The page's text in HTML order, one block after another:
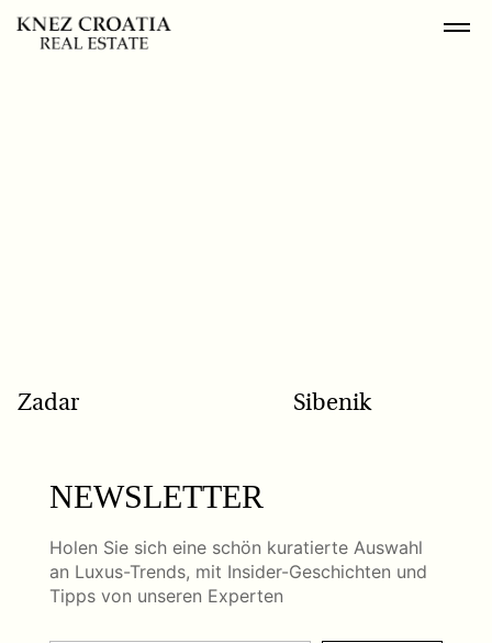
POPULAR SEARCH
Zadar Sibenik
NEWSLETTER
Holen Sie sich eine schön kuratierte Auswahl
an Luxus-Trends, mit Insider-Geschichten und
Tipps von unseren Experten